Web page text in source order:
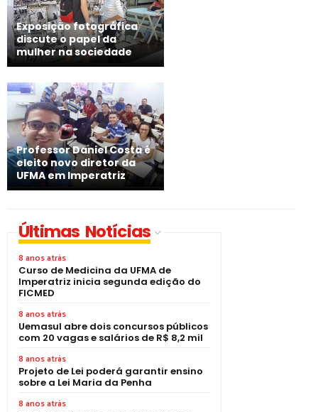
Exposição fotográfica
discute o papel da
mulher na sociedade
Professor Daniel Costa é
eleito novo diretor da
UFMA em Imperatriz
Últimas Notícias
8 anos atrás
Curso de Medicina da UFMA de
Imperatriz inicia segunda edição do
FICMED
8 anos atrás
Uemasul abre dois concursos públicos
com 20 vagas e salários de R$ 8,2 mil
8 anos atrás
Projeto de Lei poderá garantir ensino
sobre a Lei Maria da Penha
8 anos atrás